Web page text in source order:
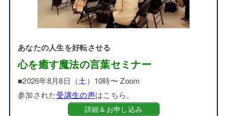
あなたの人生を好転させる
心を癒す魔法の言葉セミナー
■2026年8月8日（土 ）10時〜 Zoom
参加された受講生の声はこちら。
詳細＆お申し込み